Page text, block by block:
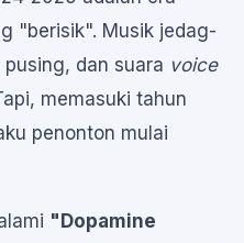
"berisik". Musik jedag-
dan suara voice
memasuki tahun
penonton mulai
"Dopamine